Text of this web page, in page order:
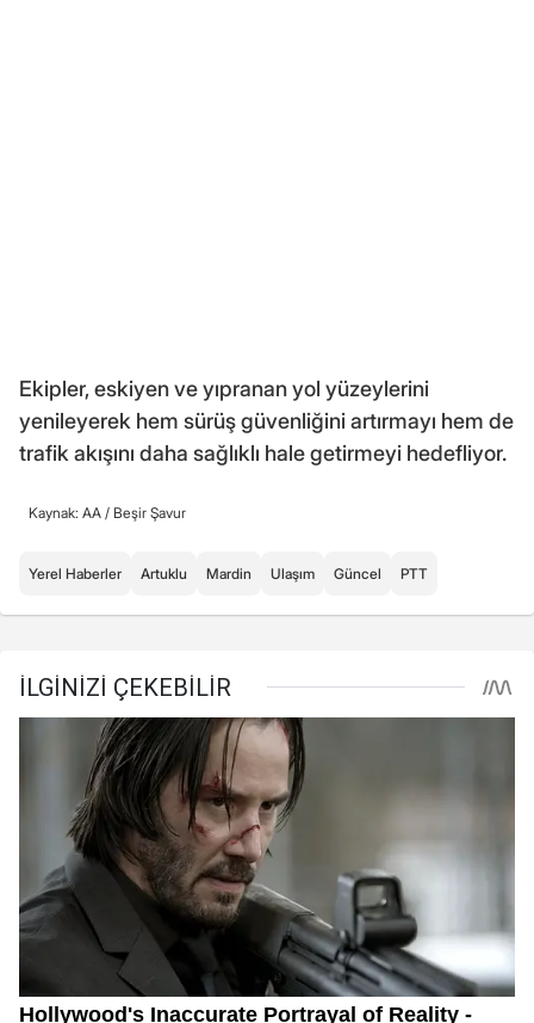
Ekipler, eskiyen ve yıpranan yol yüzeylerini
yenileyerek hem sürüş güvenliğini artırmayı hem de
trafik akışını daha sağlıklı hale getirmeyi hedefliyor.
Kaynak: AA / Beşir Şavur
Yerel Haberler Artuklu Mardin Ulaşım Güncel PTT